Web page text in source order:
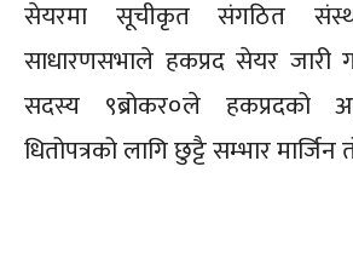
सेयरमा सूचीकृत संगठित
साधारणसभाले हकप्रद सेयर जारी
सदस्य ९ब्रोकर०ले हकप्रदको
धितोपत्रको लागि छुट्टै सम्भार